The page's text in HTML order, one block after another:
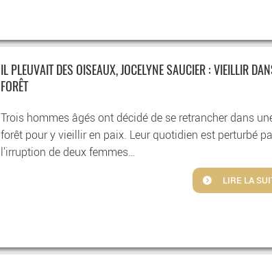
IL PLEUVAIT DES OISEAUX, JOCELYNE SAUCIER : VIEILLIR
FORÊT
Trois hommes âgés ont décidé de se retrancher dans
forêt pour y vieillir en paix. Leur quotidien est perturbé
l’irruption de deux femmes…
LIRE LA